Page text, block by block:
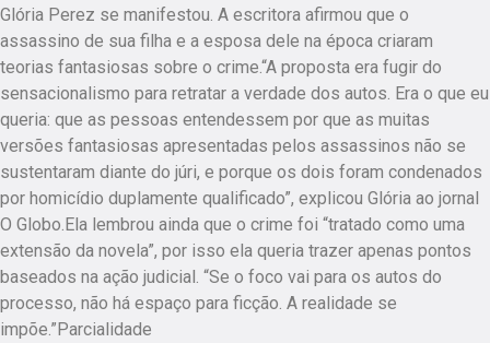
Glória Perez se manifestou. A escritora afirmou que o
assassino de sua filha e a esposa dele na época criaram
teorias fantasiosas sobre o crime.“A proposta era fugir do
sensacionalismo para retratar a verdade dos autos. Era o que eu
queria: que as pessoas entendessem por que as muitas
versões fantasiosas apresentadas pelos assassinos não se
sustentaram diante do júri, e porque os dois foram condenados
por homicídio duplamente qualificado”, explicou Glória ao jornal
O Globo.Ela lembrou ainda que o crime foi “tratado como uma
extensão da novela”, por isso ela queria trazer apenas pontos
baseados na ação judicial. “Se o foco vai para os autos do
processo, não há espaço para ficção. A realidade se
impõe.”Parcialidade